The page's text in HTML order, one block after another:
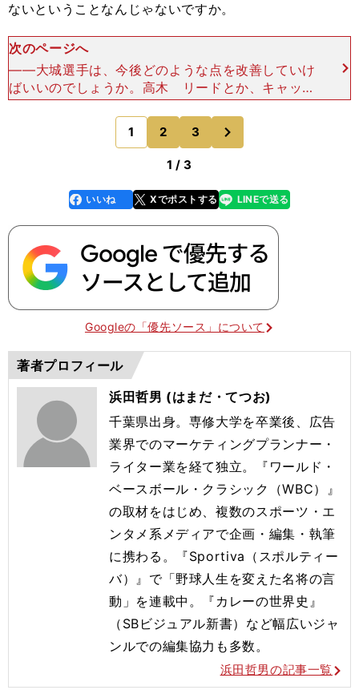
ないということなんじゃないですか。
次のページへ
――大城選手は、今後どのような点を改善していけ
ばいいのでしょうか。高木 リードとか、キャッチ
ャーとしての所作に対してはレッテルを貼られてし
まっていると思いますし、それを覆すのは難しいで
す。なので打つ
1 2 3
1 / 3
faceboo
k
いいね Xでポストする
line LINEで送る
Googleの「優先ソース」について
著者プロフィール
浜田哲男 (はまだ・てつお)
千葉県出身。専修大学を卒業後、広告
業界でのマーケティングプランナー・
ライター業を経て独立。『ワールド・
ベースボール・クラシック（WBC）』
の取材をはじめ、複数のスポーツ・エ
ンタメ系メディアで企画・編集・執筆
に携わる。『Sportiva（スポルティー
バ）』で「野球人生を変えた名将の言
動」を連載中。『カレーの世界史』
（SBビジュアル新書）など幅広いジャ
ンルでの編集協力も多数。
浜田哲男の記事一覧